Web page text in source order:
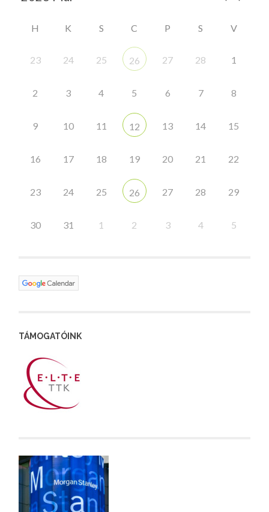
H K S C P S V
23 24 25 26 27 28 1
2 3 4 5 6 7 8
9 10 11 12 13 14 15
16 17 18 19 20 21 22
23 24 25 26 27 28 29
30 31 1 2 3 4 5
TÁMOGATÓINK